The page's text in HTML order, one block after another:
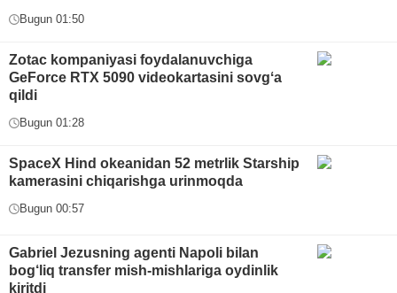
Bugun 01:50
Zotac kompaniyasi foydalanuvchiga
GeForce RTX 5090 videokartasini sovgʻa
qildi
Bugun 01:28
SpaceX Hind okeanidan 52 metrlik Starship
kamerasini chiqarishga urinmoqda
Bugun 00:57
Gabriel Jezusning agenti Napoli bilan
bog‘liq transfer mish-mishlariga oydinlik
kiritdi